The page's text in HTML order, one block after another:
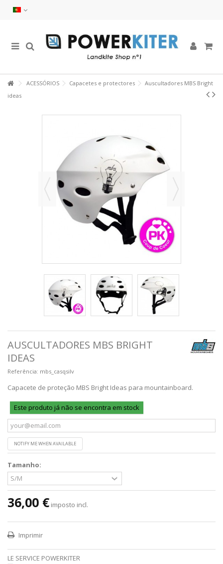
ACESSÓRIOS Capacetes e protectores
Auscultadores MBS Bright
ideas
AUSCULTADORES MBS BRIGHT
IDEAS
Referência: mbs_casqsilv
Capacete de proteção MBS Bright Ideas para mountainboard.
Este produto já não se encontra em stock
NOTIFY ME WHEN AVAILABLE
Tamanho:
36,00 € imposto incl.
Imprimir
LE SERVICE POWERKITER